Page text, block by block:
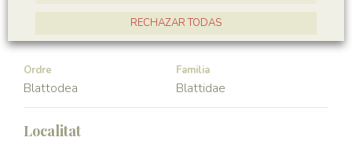
Ordre
Blattodea
Familia
Blattidae
Localitat
RECHAZAR TODAS
ACCEPTAR TOTES